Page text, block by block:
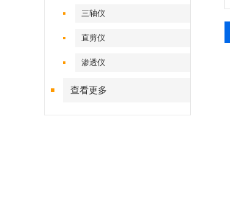
三轴仪
直剪仪
渗透仪
查看更多